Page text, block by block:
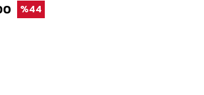
44